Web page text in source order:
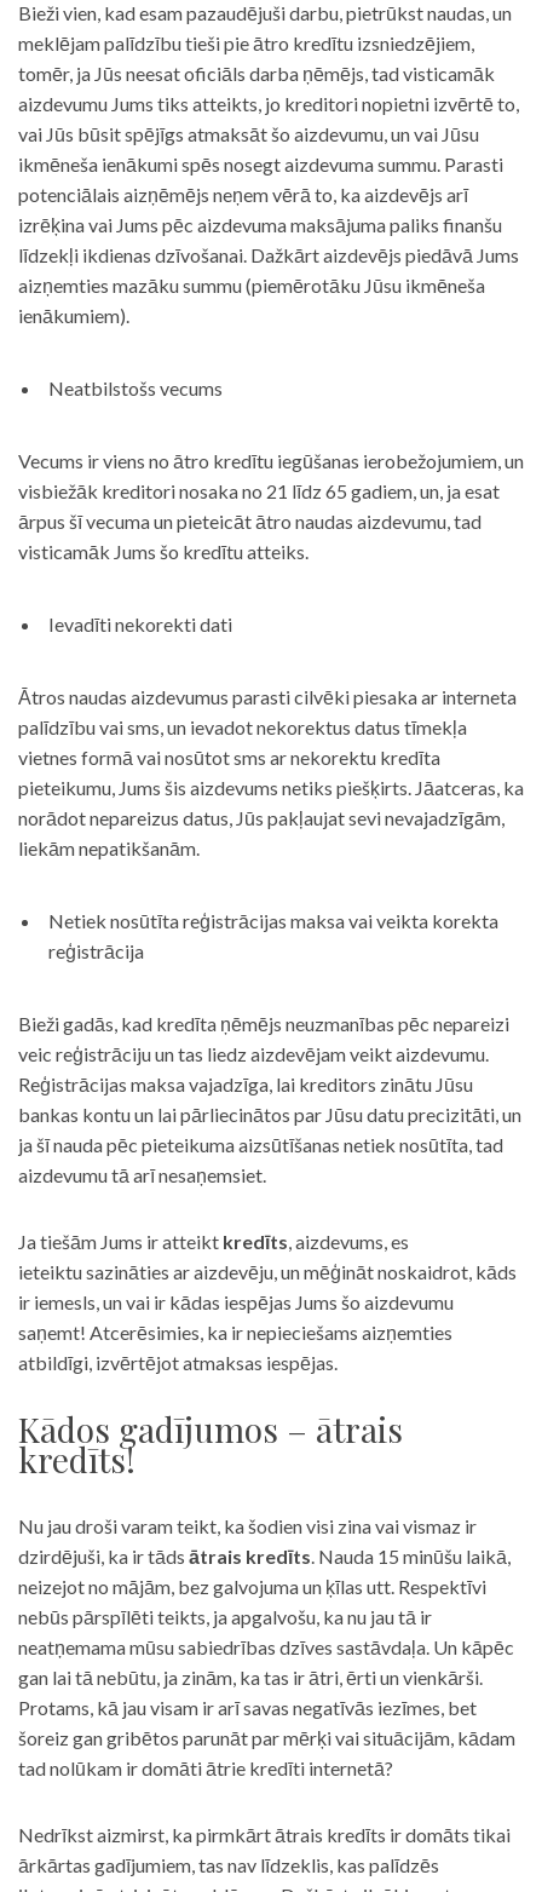
Bieži vien, kad esam pazaudējuši darbu, pietrūkst naudas, un
meklējam palīdzību tieši pie ātro kredītu izsniedzējiem,
tomēr, ja Jūs neesat oficiāls darba ņēmējs, tad visticamāk
aizdevumu Jums tiks atteikts, jo kreditori nopietni izvērtē to,
vai Jūs būsit spējīgs atmaksāt šo aizdevumu, un vai Jūsu
ikmēneša ienākumi spēs nosegt aizdevuma summu. Parasti
potenciālais aizņēmējs neņem vērā to, ka aizdevējs arī
izrēķina vai Jums pēc aizdevuma maksājuma paliks finanšu
līdzekļi ikdienas dzīvošanai. Dažkārt aizdevējs piedāvā Jums
aizņemties mazāku summu (piemērotāku Jūsu ikmēneša
ienākumiem).
Neatbilstošs vecums
Vecums ir viens no ātro kredītu iegūšanas ierobežojumiem, un
visbiežāk kreditori nosaka no 21 līdz 65 gadiem, un, ja esat
ārpus šī vecuma un pieteicāt ātro naudas aizdevumu, tad
visticamāk Jums šo kredītu atteiks.
Ievadīti nekorekti dati
Ātros naudas aizdevumus parasti cilvēki piesaka ar interneta
palīdzību vai sms, un ievadot nekorektus datus tīmekļa
vietnes formā vai nosūtot sms ar nekorektu kredīta
pieteikumu, Jums šis aizdevums netiks piešķirts. Jāatceras, ka
norādot nepareizus datus, Jūs pakļaujat sevi nevajadzīgām,
liekām nepatikšanām.
Netiek nosūtīta reģistrācijas maksa vai veikta korekta
reģistrācija
Bieži gadās, kad kredīta ņēmējs neuzmanības pēc nepareizi
veic reģistrāciju un tas liedz aizdevējam veikt aizdevumu.
Reģistrācijas maksa vajadzīga, lai kreditors zinātu Jūsu
bankas kontu un lai pārliecinātos par Jūsu datu precizitāti, un
ja šī nauda pēc pieteikuma aizsūtīšanas netiek nosūtīta, tad
aizdevumu tā arī nesaņemsiet.
Ja tiešām Jums ir atteikt kredīts, aizdevums, es
ieteiktu sazināties ar aizdevēju, un mēģināt noskaidrot, kāds
ir iemesls, un vai ir kādas iespējas Jums šo aizdevumu
saņemt! Atcerēsimies, ka ir nepieciešams aizņemties
atbildīgi, izvērtējot atmaksas iespējas.
Kādos gadījumos – ātrais
kredīts!
Nu jau droši varam teikt, ka šodien visi zina vai vismaz ir
dzirdējuši, ka ir tāds ātrais kredīts. Nauda 15 minūšu laikā,
neizejot no mājām, bez galvojuma un ķīlas utt. Respektīvi
nebūs pārspīlēti teikts, ja apgalvošu, ka nu jau tā ir
neatņemama mūsu sabiedrības dzīves sastāvdaļa. Un kāpēc
gan lai tā nebūtu, ja zinām, ka tas ir ātri, ērti un vienkārši.
Protams, kā jau visam ir arī savas negatīvās iezīmes, bet
šoreiz gan gribētos parunāt par mērķi vai situācijām, kādam
tad nolūkam ir domāti ātrie kredīti internetā?
Nedrīkst aizmirst, ka pirmkārt ātrais kredīts ir domāts tikai
ārkārtas gadījumiem, tas nav līdzeklis, kas palīdzēs